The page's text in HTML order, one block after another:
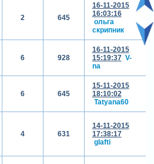
2 645
16-11-2015
16:03:16
ольга
скрипник
6 928
16-11-2015
15:19:37 V-
na
6 645
15-11-2015
18:10:02
Tatyana60
4 631
14-11-2015
17:38:17
glafti